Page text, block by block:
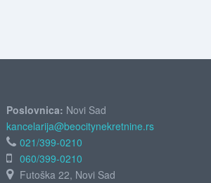
Poslovnica: Novi Sad
kancelarija@beocitynekretnine.rs
021/399-0210
060/399-0210
Futoška 22, Novi Sad